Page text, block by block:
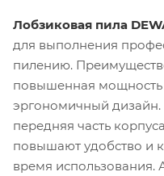
Лобзиковая пила
для выполнения
пилению.
повышенная мощность
эргономичный
передняя часть
повышают удобство и
время использования.